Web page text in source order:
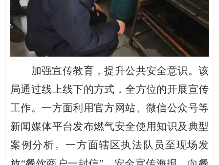
加强宣传教育，提升公共安全意识。该
局通过线上线下的方式，全方位的开展宣传
工作。一方面利用官方网站、微信公众号等
新闻媒体平台发布燃气安全使用知识及典型
案例分析。一方面辖区执法队员至现场发